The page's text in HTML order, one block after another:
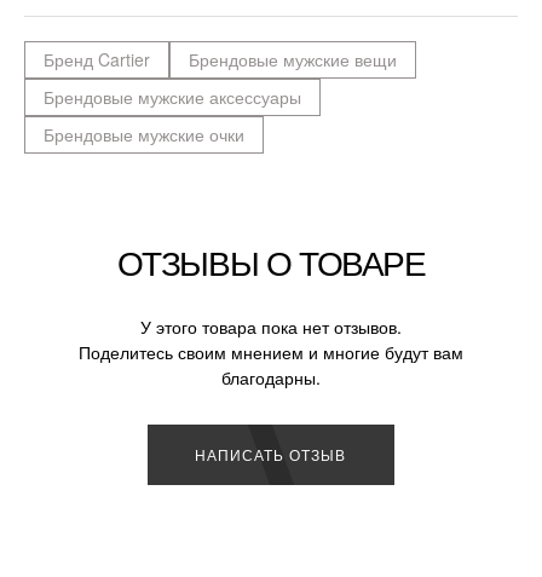
Бренд Cartier
Брендовые мужские вещи
Брендовые мужские аксессуары
Брендовые мужские очки
ОТЗЫВЫ О ТОВАРЕ
У этого товара пока нет отзывов.
Поделитесь своим мнением и многие будут вам
благодарны.
НАПИСАТЬ ОТЗЫВ